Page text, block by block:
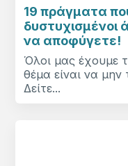
19 πράγματα
δυστυχισμένοι
να αποφύγετε!
Όλοι μας έχουμε
θέμα είναι να μην
Δείτε...